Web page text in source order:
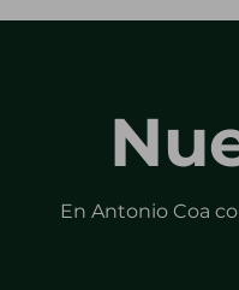
En Antonio Coa